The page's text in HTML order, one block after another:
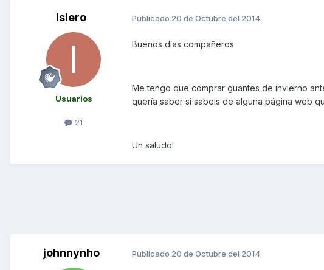
Islero
Usuarios
21
Publicado 20 de Octubre del 2014
Buenos días compañeros
Me tengo que comprar guantes de invierno
quería saber si sabeis de alguna página web
Un saludo!
johnnynho Publicado 20 de Octubre del 2014